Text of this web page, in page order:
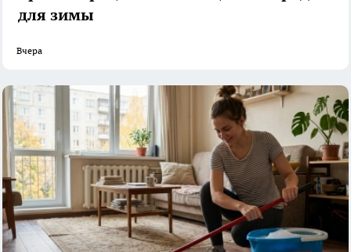
для зимы
Вчера